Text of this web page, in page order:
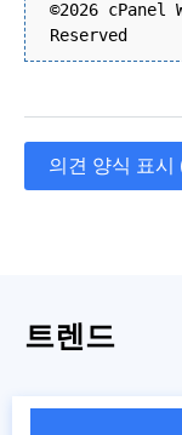
©2026 cPanel
Reserved
의견 양식 표시
트렌드